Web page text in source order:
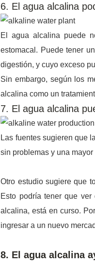
6. El agua alcalina
El agua alcalina puede
estomacal. Puede tener
digestión, y cuyo exceso
Sin embargo, según los
alcalina como un
7. El agua alcalina
Las fuentes sugieren que
sin problemas y una
Otro estudio sugiere que
Esto podría tener que
alcalina, está en curso.
ingresar a un nuevo
8. El agua alcalina